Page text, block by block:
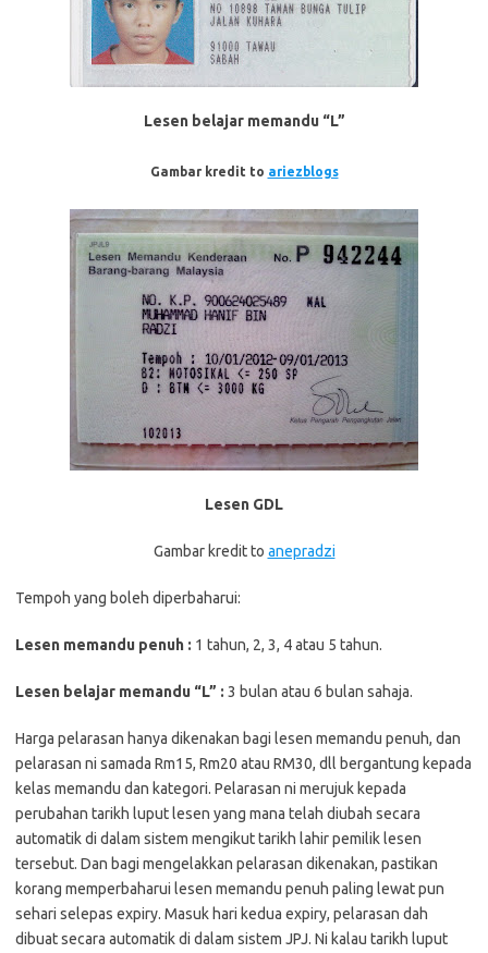
Lesen belajar memandu “L”
Gambar kredit to ariezblogs
Lesen GDL
Gambar kredit to anepradzi
Tempoh yang boleh diperbaharui:
Lesen memandu penuh : 1 tahun, 2, 3, 4 atau 5 tahun.
Lesen belajar memandu “L” : 3 bulan atau 6 bulan sahaja.
Harga pelarasan hanya dikenakan bagi lesen memandu penuh, dan
pelarasan ni samada Rm15, Rm20 atau RM30, dll bergantung kepada
kelas memandu dan kategori. Pelarasan ni merujuk kepada
perubahan tarikh luput lesen yang mana telah diubah secara
automatik di dalam sistem mengikut tarikh lahir pemilik lesen
tersebut. Dan bagi mengelakkan pelarasan dikenakan, pastikan
korang memperbaharui lesen memandu penuh paling lewat pun
sehari selepas expiry. Masuk hari kedua expiry, pelarasan dah
dibuat secara automatik di dalam sistem JPJ. Ni kalau tarikh luput